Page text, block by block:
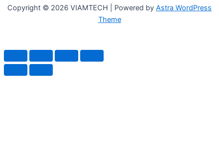
Copyright © 2026 VIAMTECH | Powered by Astra WordPress
Theme